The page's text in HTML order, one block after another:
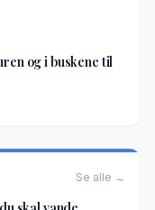
og i buskene til
Se alle →